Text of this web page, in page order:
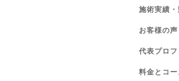
施術実績
お客様の声
代表プロ
料金とコー